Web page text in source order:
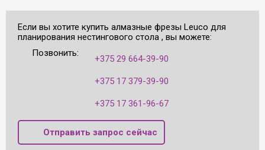
Если вы хотите купить алмазные фрезы Leuco для
планирования нестингового стола , вы можете:
Позвонить:
+375 29 664-39-90
+375 17 379-39-90
+375 17 361-96-67
Отправить запрос сейчас